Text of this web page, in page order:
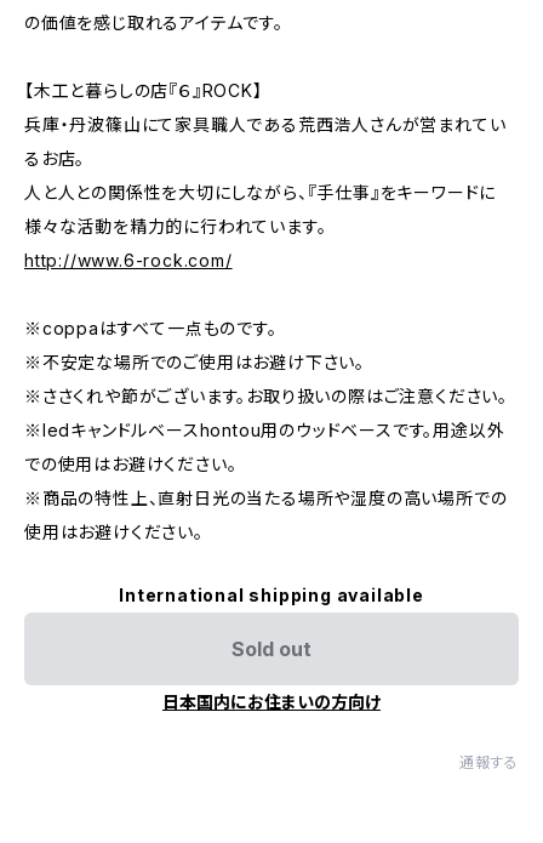
の価値を感じ取れるアイテムです。
【木工と暮らしの店『６』ROCK】
兵庫・丹波篠山にて家具職人である荒西浩人さんが営まれてい
るお店。
人と人との関係性を大切にしながら、『手仕事』をキーワードに
様々な活動を精力的に行われています。
http://www.6-rock.com/
※coppaはすべて一点ものです。
※不安定な場所でのご使用はお避け下さい。
※ささくれや節がございます。お取り扱いの際はご注意ください。
※ledキャンドルベースhontou用のウッドベースです。用途以外
での使用はお避けください。
※商品の特性上、直射日光の当たる場所や湿度の高い場所での
使用はお避けください。
International shipping available
Sold out
日本国内にお住まいの方向け
通報する